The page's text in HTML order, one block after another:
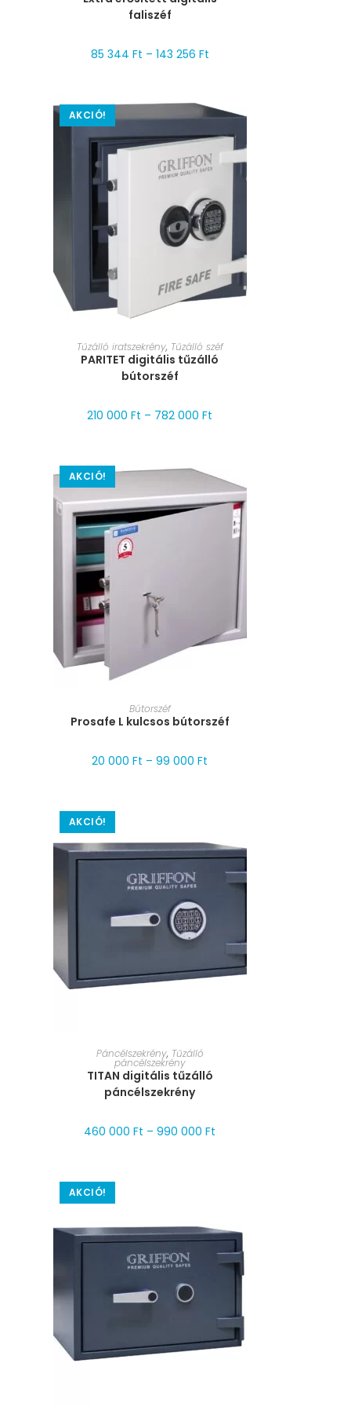
faliszéf
85 344 Ft – 143 256 Ft
AKCIÓ!
MÉRET VÁLASZTÁSA
Tűzálló iratszekrény, Tűzálló széf
PARITET digitális tűzálló
bútorszéf
210 000Ft – 782 000Ft
AKCIÓ!
MÉRET VÁLASZTÁSA
Bútorszéf
Prosafe L kulcsos bútorszéf
20 000Ft –99 000Ft
AKCIÓ!
MÉRET VÁLASZTÁSA
Páncélszekrény, Tűzálló
páncélszekrény
TITAN digitális tűzálló
páncélszekrény
460 000Ft –990 000Ft
AKCIÓ!